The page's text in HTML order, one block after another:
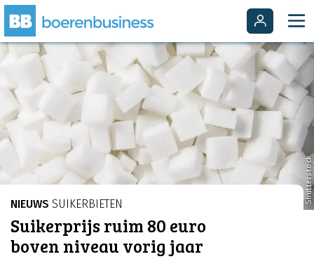
Shutterstock
NIEUWS SUIKERBIETEN
Suikerprijs ruim 80 euro
boven niveau vorig jaar